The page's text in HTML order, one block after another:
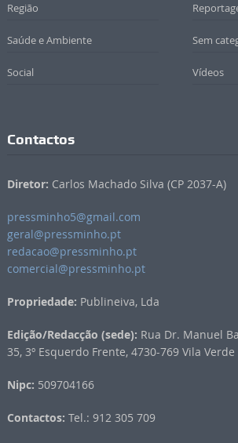
Região
Saúde e Ambiente Sem
Social Vídeos
Contactos
Diretor: Carlos Machado Silva (CP 2037-A)
pressminho5@gmail.com
geral@pressminho.pt
redacao@pressminho.pt
comercial@pressminho.pt
Propriedade: Publineiva, Lda
Edição/Redacção (sede): Rua Dr. Manuel
35, 3º Esquerdo Frente, 4730-769 Vila Verde
Nipc: 509704166
Contactos: Tel.: 912 305 709